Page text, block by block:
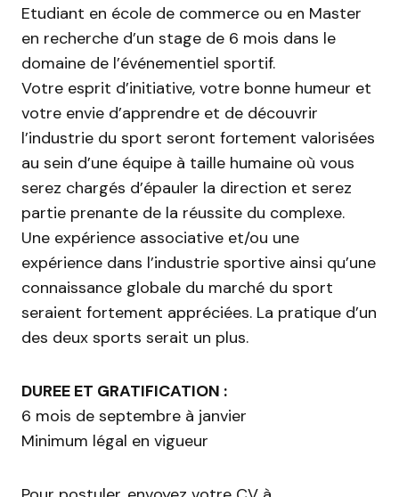
Etudiant en école de commerce ou en Master
en recherche d’un stage de 6 mois dans le
domaine de l’événementiel sportif.
Votre esprit d’initiative, votre bonne humeur et
votre envie d’apprendre et de découvrir
l’industrie du sport seront fortement valorisées
au sein d’une équipe à taille humaine où vous
serez chargés d’épauler la direction et serez
partie prenante de la réussite du complexe.
Une expérience associative et/ou une
expérience dans l’industrie sportive ainsi qu’une
connaissance globale du marché du sport
seraient fortement appréciées. La pratique d’un
des deux sports serait un plus.
DUREE ET GRATIFICATION :
6 mois de septembre à janvier
Minimum légal en vigueur